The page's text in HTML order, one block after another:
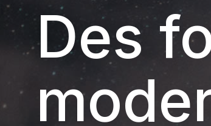
Des